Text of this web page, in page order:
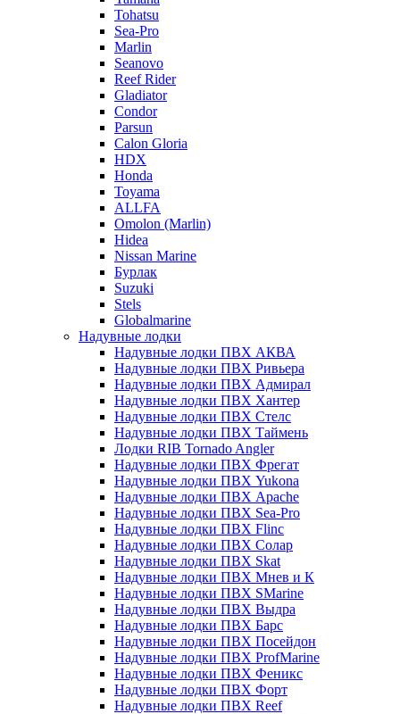
Tohatsu
Sea-Pro
Marlin
Seanovo
Reef Rider
Gladiator
Condor
Parsun
Calon Gloria
HDX
Honda
Toyama
ALLFA
Omolon (Marlin)
Hidea
Nissan Marine
Бурлак
Suzuki
Stels
Globalmarine
Надувные лодки
Надувные лодки ПВХ АКВА
Надувные лодки ПВХ Ривьера
Надувные лодки ПВХ Адмирал
Надувные лодки ПВХ Хантер
Надувные лодки ПВХ Стелс
Надувные лодки ПВХ Таймень
Лодки RIB Tornado Angler
Надувные лодки ПВХ Фрегат
Надувные лодки ПВХ Yukona
Надувные лодки ПВХ Apache
Надувные лодки ПВХ Sea-Pro
Надувные лодки ПВХ Flinc
Надувные лодки ПВХ Солар
Надувные лодки ПВХ Skat
Надувные лодки ПВХ Мнев и К
Надувные лодки ПВХ SMarine
Надувные лодки ПВХ Выдра
Надувные лодки ПВХ Барс
Надувные лодки ПВХ Посейдон
Надувные лодки ПВХ ProfMarine
Надувные лодки ПВХ Феникс
Надувные лодки ПВХ Форт
Надувные лодки ПВХ Reef